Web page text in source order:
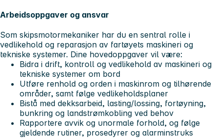
Arbeidsoppgaver og ansvar
Som skipsmotormekaniker har du en sentral rolle i
vedlikehold og reparasjon av fartøyets maskineri og
tekniske systemer. Dine hovedoppgaver vil være:
Bidra i drift, kontroll og vedlikehold av maskineri og
tekniske systemer om bord
Utføre renhold og orden i maskinrom og tilhørende
områder, samt følge vedlikeholdsplaner
Bistå med dekksarbeid, lasting/lossing, fortøyning,
bunkring og landstrømkobling ved behov
Rapportere avvik og unormale forhold, og følge
gjeldende rutiner, prosedyrer og alarminstruks